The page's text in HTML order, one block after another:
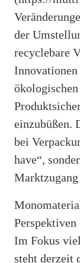
der
recyclebare
einzubüßen.
bei
have“,
Im Fokus
steht derzeit